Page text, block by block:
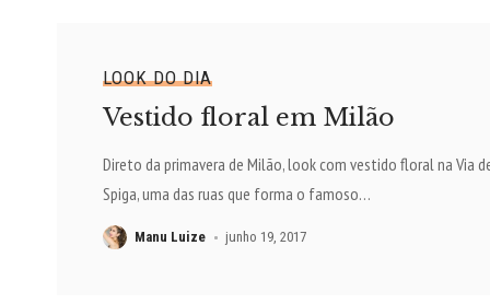
LOOK DO DIA
Vestido floral em Milão
Direto da primavera de Milão, look com vestido floral na Via
Spiga, uma das ruas que forma o famoso…
Manu Luize junho 19, 2017